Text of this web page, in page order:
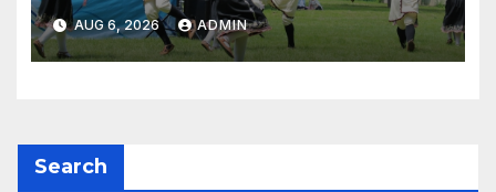
„Златната гъдулка“ ще се
проведе на 8 юни в Парка
на младежта
AUG 6, 2026 ADMIN
Search